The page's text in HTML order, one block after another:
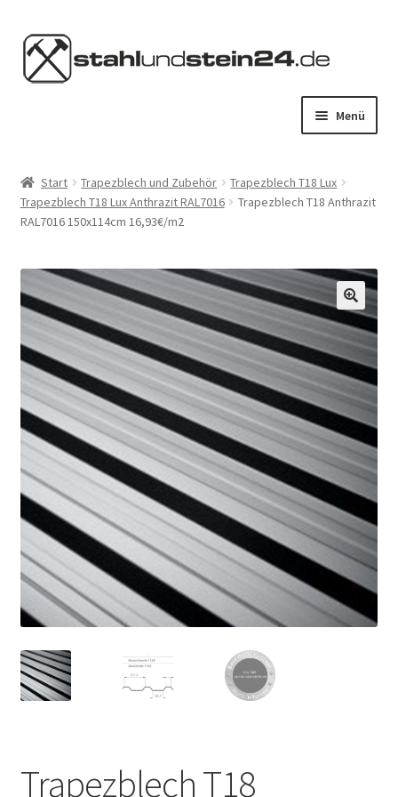
Zur
Navigation
springen
Zum
Inhalt
springen
Menü
STAHL KAUFEN
SERVICES
KONTAKT
MEIN KONTO
Start Trapezblech und Zubehör
Trapezblech T18 Lux
Trapezblech T18 Lux Anthrazit RAL7016
Trapezblech T18 Anthrazit
RAL7016 150x114cm 16,93€/m2
Trapezblech T18